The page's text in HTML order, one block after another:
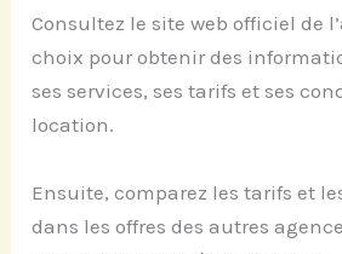
Consultez le site web officiel de
choix pour obtenir des
ses services, ses tarifs et ses
location.
Ensuite, comparez les tarifs et
dans les offres des autres